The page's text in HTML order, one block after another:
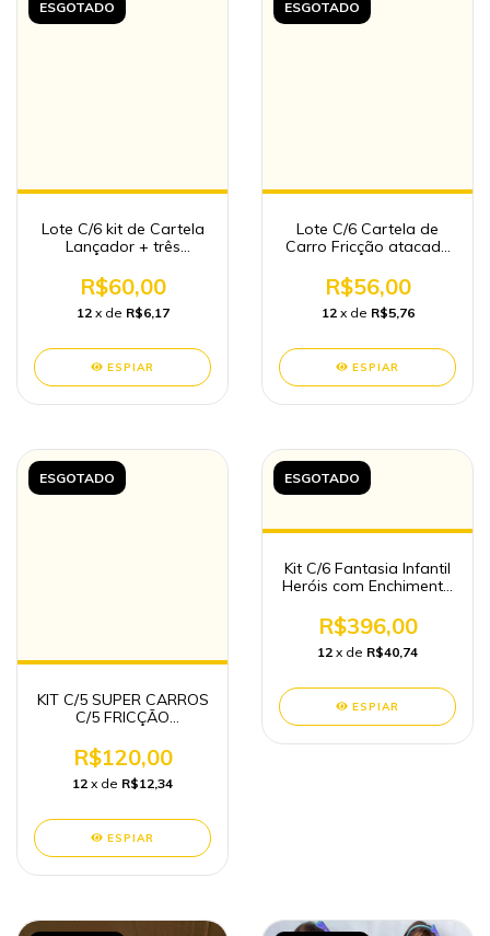
ESGOTADO
Lote C/6 kit de Cartela
Lançador + três
atacado
R$60,00
12 x de R$6,17
ESPIAR
ESGOTADO
Lote C/6 Cartela de
Carro Fricção atacado
R$56,00
12 x de R$5,76
ESPIAR
ESGOTADO
KIT C/5 SUPER CARROS
C/5 FRICÇÃO
ATACADO
R$120,00
12 x de R$12,34
ESPIAR
ESGOTADO
Kit C/6 Fantasia Infantil
Heróis com Enchimento
Variados (P,M,G, GG)
R$396,00
12 x de R$40,74
ESPIAR